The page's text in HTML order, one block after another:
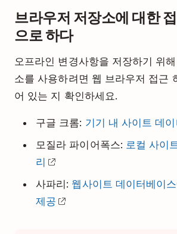
브라우저 저장소에 대한
으로 하다
오프라인 변경사항을 저장하기 위
소를 사용하려면 웹 브라우저 접근
어 있는 지 확인하세요.
구글 크롬: 기기 내 사이트 데이
모질라 파이어폭스: 로컬 사이
리
사파리: 웹사이트 데이터베이
제공